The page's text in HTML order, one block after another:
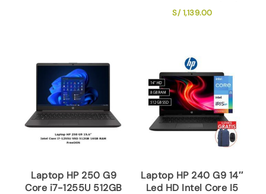
S/1,139.00
Laptop HP 250 G9
Core i7-1255U 512GB
Laptop HP 240 G9 14″
Led HD Intel Core I5